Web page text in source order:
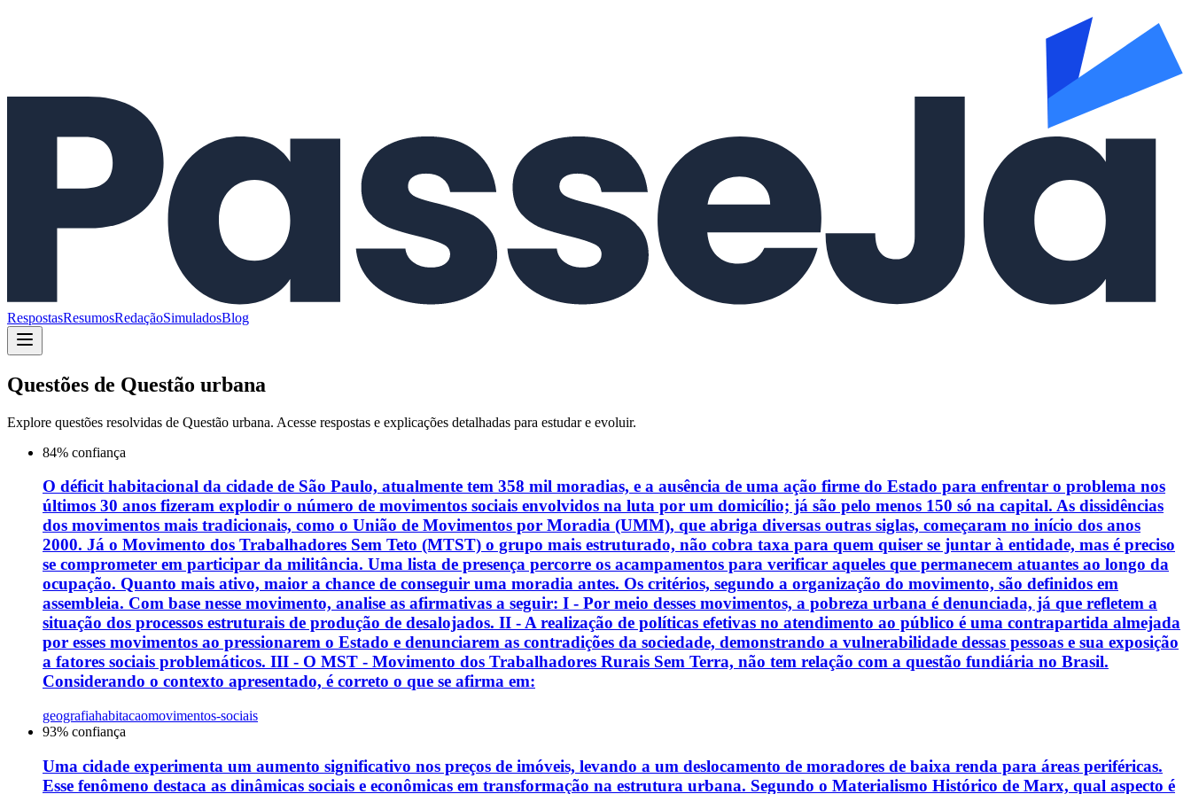
RespostasResumosRedaçãoSimuladosBlog
Questões de Questão urbana
Explore questões resolvidas de Questão urbana. Acesse respostas e explicações detalhadas para estudar e evoluir.
84% confiança
O déficit habitacional da cidade de São Paulo, atualmente tem 358 mil moradias, e a ausência de uma ação firme do Estado para enfrentar o problema nos
últimos 30 anos fizeram explodir o número de movimentos sociais envolvidos na luta por um domicílio; já são pelo menos 150 só na capital. As dissidências
dos movimentos mais tradicionais, como o União de Movimentos por Moradia (UMM), que abriga diversas outras siglas, começaram no início dos anos
2000. Já o Movimento dos Trabalhadores Sem Teto (MTST) o grupo mais estruturado, não cobra taxa para quem quiser se juntar à entidade, mas é preciso
se comprometer em participar da militância. Uma lista de presença percorre os acampamentos para verificar aqueles que permanecem atuantes ao longo da
ocupação. Quanto mais ativo, maior a chance de conseguir uma moradia antes. Os critérios, segundo a organização do movimento, são definidos em
assembleia. Com base nesse movimento, analise as afirmativas a seguir: I - Por meio desses movimentos, a pobreza urbana é denunciada, já que refletem a
situação dos processos estruturais de produção de desalojados. II - A realização de políticas efetivas no atendimento ao público é uma contrapartida almejada
por esses movimentos ao pressionarem o Estado e denunciarem as contradições da sociedade, demonstrando a vulnerabilidade dessas pessoas e sua exposição
a fatores sociais problemáticos. III - O MST - Movimento dos Trabalhadores Rurais Sem Terra, não tem relação com a questão fundiária no Brasil.
Considerando o contexto apresentado, é correto o que se afirma em:
geografiahabitacaomovimentos-sociais
93% confiança
Uma cidade experimenta um aumento significativo nos preços de imóveis, levando a um deslocamento de moradores de baixa renda para áreas periféricas.
Esse fenômeno destaca as dinâmicas sociais e econômicas em transformação na estrutura urbana. Segundo o Materialismo Histórico de Marx, qual aspecto é